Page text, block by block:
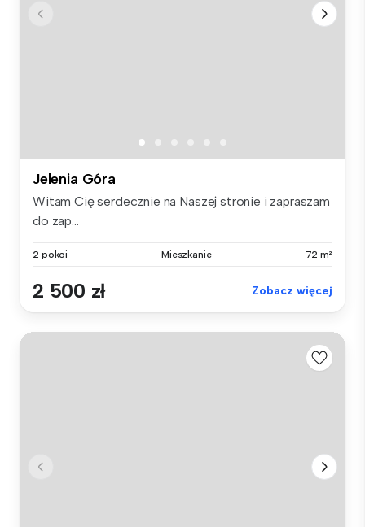
Jelenia Góra
Witam Cię serdecznie na Naszej stronie i zapraszam
do zap...
2 pokoi Mieszkanie 72 m²
2 500 zł Zobacz więcej